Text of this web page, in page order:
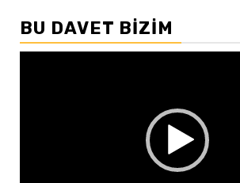
BU DAVET BIZIM